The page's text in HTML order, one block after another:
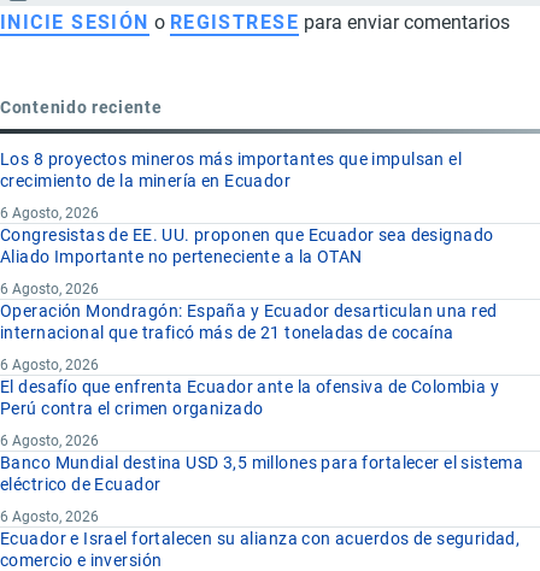
INICIE SESIÓN o REGISTRESE para enviar comentarios
Contenido reciente
Los 8 proyectos mineros más importantes que impulsan el
crecimiento de la minería en Ecuador
6 Agosto, 2026
Congresistas de EE. UU. proponen que Ecuador sea designado
Aliado Importante no perteneciente a la OTAN
6 Agosto, 2026
Operación Mondragón: España y Ecuador desarticulan una red
internacional que traficó más de 21 toneladas de cocaína
6 Agosto, 2026
El desafío que enfrenta Ecuador ante la ofensiva de Colombia y
Perú contra el crimen organizado
6 Agosto, 2026
Banco Mundial destina USD 3,5 millones para fortalecer el sistema
eléctrico de Ecuador
6 Agosto, 2026
Ecuador e Israel fortalecen su alianza con acuerdos de seguridad,
comercio e inversión